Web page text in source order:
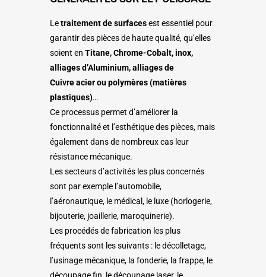
Letraitement de surfacesest essentiel pour
garantir des pièces de haute qualité, qu’elles
soient en Titane,Chrome-Cobalt, inox,
alliagesd’Aluminium, alliages de
Cuivreacierou polymères (matières
plastiques)…
Ce processus permet d’améliorer la
fonctionnalité et l’esthétique des pièces, mais
également dans de nombreux cas leur
résistance mécanique.
Les secteurs d’activités les plus concernés
sont par exemple l’automobile,
l’aéronautique, le médical, le luxe (horlogerie,
bijouterie, joaillerie, maroquinerie).
Les procédés de fabrication les plus
fréquents sont les suivants : le décolletage,
l’usinage mécanique, la fonderie, la frappe, le